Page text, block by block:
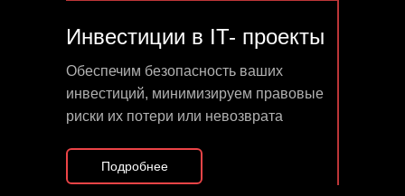
Инвестиции в IT- проекты
Обеспечим безопасность ваших
инвестиций, минимизируем правовые
риски их потери или невозврата
Подробнее